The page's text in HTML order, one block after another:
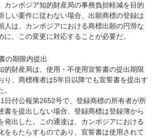
カンボジア知的財産局の事務負担軽減を目的
しい要件に従わない場合、出願商標の登録は
人は、カンボジアにおける商標出願の円滑な
に、この変更に対応することが必要だ。
の期限内提出
財産局は、使用・不使用宣誓書の提出期限
り、商標権者は5年目以降でも宣誓書を提出す
日付公報第2652号で、登録商標の所有者が所
書を提出しない場合、登録商標は登録簿から
発出した。この通達は、カンボジアにおける
をもたらすものであり、宣誓書は使用されて